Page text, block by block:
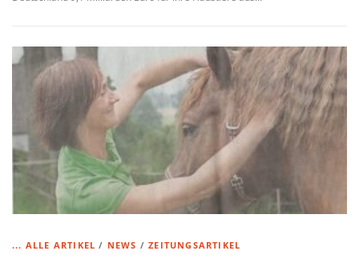
... ALLE ARTIKEL / NEWS /ZEITUNGSARTIKEL